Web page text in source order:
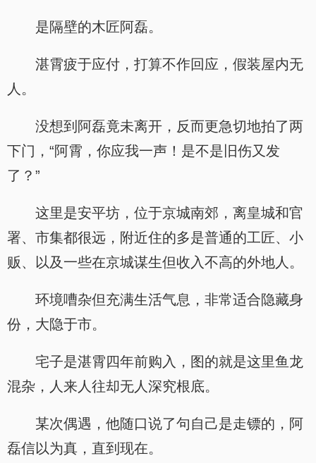
是隔壁的木匠阿磊。
湛霄疲于应付，打算不作回应，假装屋内无
人。
没想到阿磊竟未离开，反而更急切地拍了两
下门，“阿霄，你应我一声！是不是旧伤又发
了？”
这里是安平坊，位于京城南郊，离皇城和官
署、市集都很远，附近住的多是普通的工匠、小
贩、以及一些在京城谋生但收入不高的外地人。
环境嘈杂但充满生活气息，非常适合隐藏身
份，大隐于市。
宅子是湛霄四年前购入，图的就是这里鱼龙
混杂，人来人往却无人深究根底。
某次偶遇，他随口说了句自己是走镖的，阿
磊信以为真，直到现在。